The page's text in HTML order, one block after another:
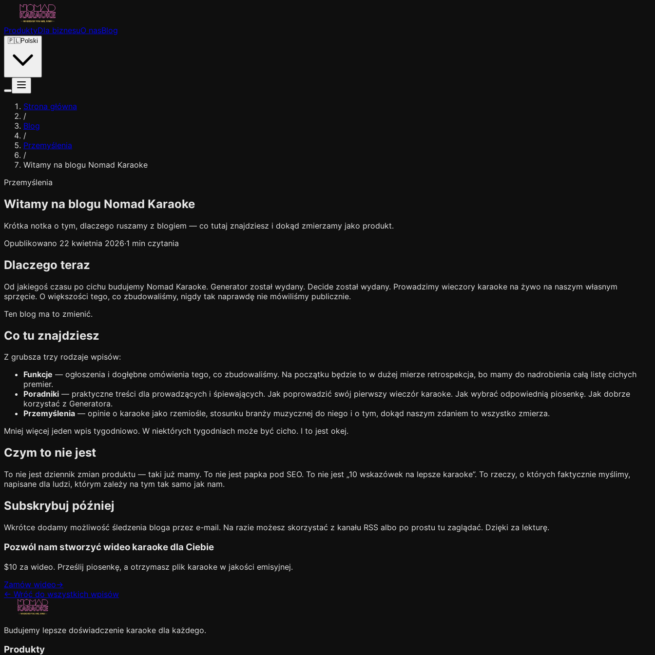
ProduktyDla biznesuO nasBlog
🇵🇱Polski
Strona główna
/
Blog
/
Przemyślenia
/
Witamy na blogu Nomad Karaoke
Przemyślenia
Witamy na blogu Nomad Karaoke
Krótka notka o tym, dlaczego ruszamy z blogiem — co tutaj znajdziesz i dokąd zmierzamy jako produkt.
Opublikowano 22 kwietnia 2026·1 min czytania
Dlaczego teraz
Od jakiegoś czasu po cichu budujemy Nomad Karaoke. Generator został wydany. Decide został wydany. Prowadzimy wieczory karaoke na żywo na naszym własnym
sprzęcie. O większości tego, co zbudowaliśmy, nigdy tak naprawdę nie mówiliśmy publicznie.
Ten blog ma to zmienić.
Co tu znajdziesz
Z grubsza trzy rodzaje wpisów:
Funkcje — ogłoszenia i dogłębne omówienia tego, co zbudowaliśmy. Na początku będzie to w dużej mierze retrospekcja, bo mamy do nadrobienia całą listę cichych
premier.
Poradniki — praktyczne treści dla prowadzących i śpiewających. Jak poprowadzić swój pierwszy wieczór karaoke. Jak wybrać odpowiednią piosenkę. Jak dobrze
korzystać z Generatora.
Przemyślenia — opinie o karaoke jako rzemiośle, stosunku branży muzycznej do niego i o tym, dokąd naszym zdaniem to wszystko zmierza.
Mniej więcej jeden wpis tygodniowo. W niektórych tygodniach może być cicho. I to jest okej.
Czym to nie jest
To nie jest dziennik zmian produktu — taki już mamy. To nie jest papka pod SEO. To nie jest „10 wskazówek na lepsze karaoke”. To rzeczy, o których faktycznie myślimy,
napisane dla ludzi, którym zależy na tym tak samo jak nam.
Subskrybuj później
Wkrótce dodamy możliwość śledzenia bloga przez e-mail. Na razie możesz skorzystać z kanału RSS albo po prostu tu zaglądać. Dzięki za lekturę.
Pozwól nam stworzyć wideo karaoke dla Ciebie
$10 za wideo. Prześlij piosenkę, a otrzymasz plik karaoke w jakości emisyjnej.
Zamów wideo→
← Wróć do wszystkich wpisów
Budujemy lepsze doświadczenie karaoke dla każdego.
Produkty